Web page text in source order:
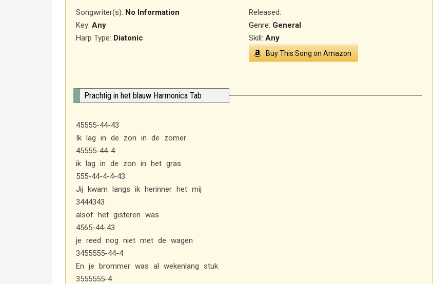
Songwriter(s): No Information Released:
Genre: General
Key: Any
Harp Type: Diatonic Skill:Any
Buy This Song on Amazon
Prachtig in het blauw Harmonica Tab
45555-44-43
Ik lag in de zon in de zomer
45555-44-4
ik lag in de zon in het gras
555-44-4-4-43
Jij kwam langs ik herinner het mij
3444343
alsof het gisteren was
4565-44-43
je reed nog niet met de wagen
3455555-44-4
En je brommer was al wekenlang stuk
3555555-4